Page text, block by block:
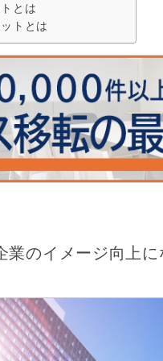
とは
トとは
業のイメージ向上に